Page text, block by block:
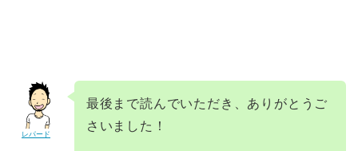
レパード
最後まで読んでいただき、ありがとうご
さいました！